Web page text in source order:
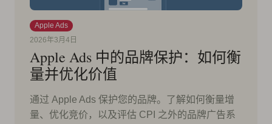
Apple Ads
2026年3月4日
Apple Ads 中的品牌保护：如何衡
量并优化价值
通过 Apple Ads 保护您的品牌。了解如何衡量增
量、优化竞价，以及评估 CPI 之外的品牌广告系